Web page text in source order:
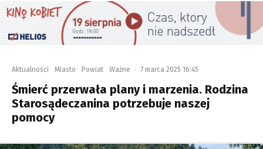
Aktualności Miasto Powiat Ważne · 7 marca 2025 16:45
Śmierć przerwała plany i marzenia. Rodzina
Starosądeczanina potrzebuje naszej
pomocy